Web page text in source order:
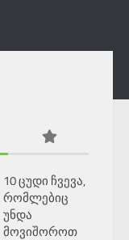
10 ცუდი ჩვევა,
რომლებიც
უნდა
მოვიშოროთ